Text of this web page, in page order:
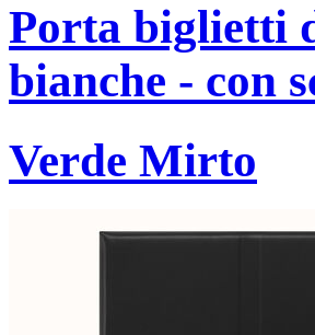
Porta biglietti
bianche - con
Verde Mirto